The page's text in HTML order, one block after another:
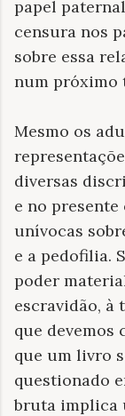
papel
censura nos
sobre essa
num próximo
Mesmo os
diversas
e no
unívocas
e a pedofilia.
poder
escravidão, à
que devemos
que um livro
questionado
bruta implica